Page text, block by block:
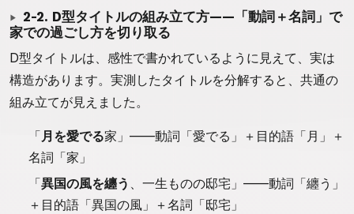
2-2. D型タイトルの組み立て方——「動詞＋名詞」で
家での過ごし方を切り取る
D型タイトルは、感性で書かれているように見えて、実は
構造があります。実測したタイトルを分解すると、共通の
組み立てが見えました。
「月を愛でる家」——動詞「愛でる」＋目的語「月」＋
名詞「家」
「異国の風を纏う 、一生ものの邸宅」——動詞「纏う」
＋目的語「異国の風」＋名詞「邸宅」